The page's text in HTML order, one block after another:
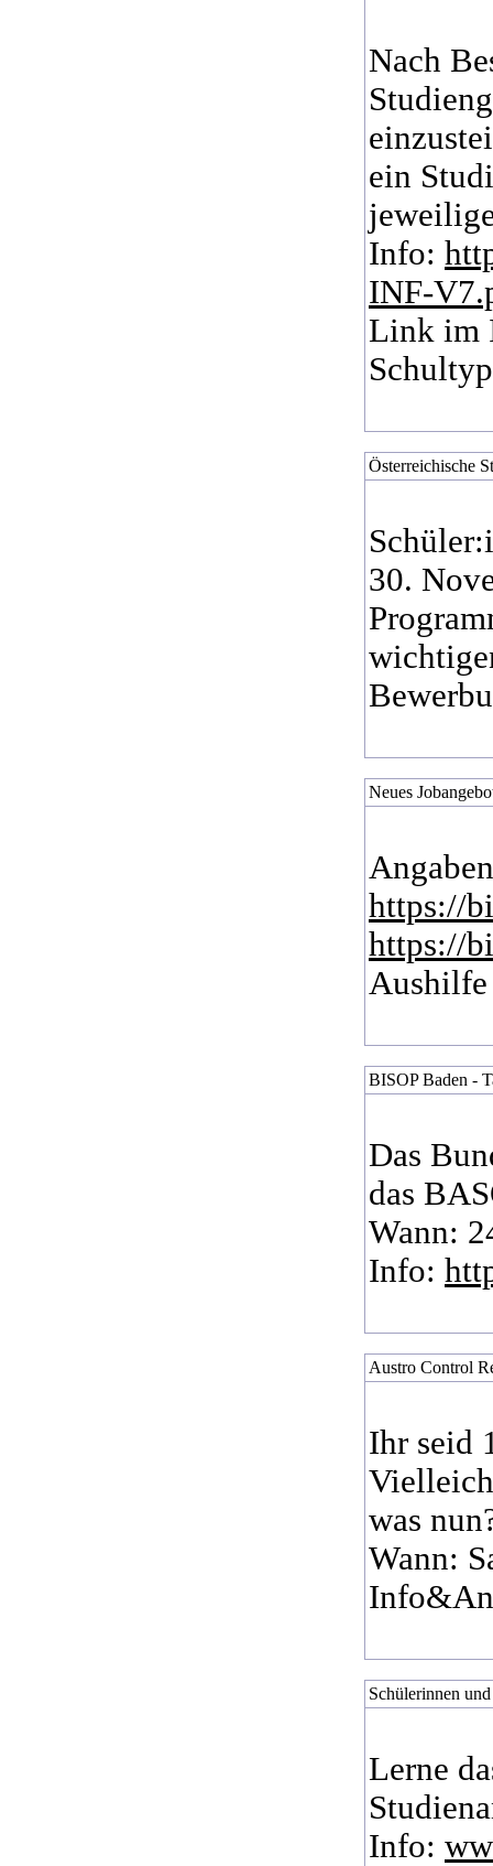
Nach
ein
Info:
INF-
Link im
Österreichische
30.
Neues
https://
https://
BISOP Baden -
Das
das
Wann:
Info:
Austro Control
Ihr seid
was
Wann:
Schülerinnen
Lerne
Info: